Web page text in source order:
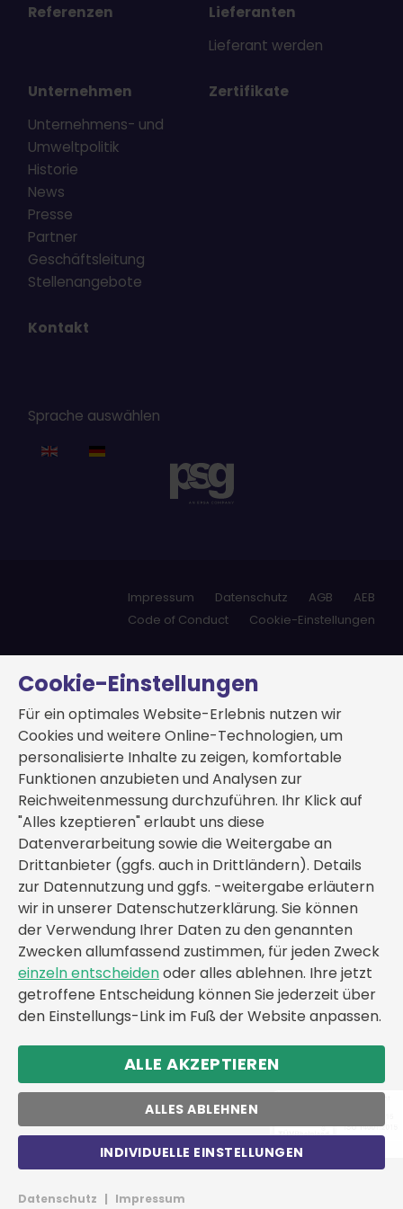
Referenzen
Lieferanten
Lieferant werden
Unternehmen
Unternehmens- und
Umweltpolitik
Historie
News
Presse
Partner
Geschäftsleitung
Stellenangebote
Zertifikate
Kontakt
Sprache auswählen
Impressum Datenschutz AGB
AEB
Code of Conduct
Cookie-Einstellungen
Cookie-Einstellungen
Für ein optimales Website-Erlebnis nutzen wir
Cookies und weitere Online-Technologien, um
personalisierte Inhalte zu zeigen, komfortable
Funktionen anzubieten und Analysen zur
Reichweitenmessung durchzuführen. Ihr Klick auf
"Alles kzeptieren" erlaubt uns diese
Datenverarbeitung sowie die Weitergabe an
Drittanbieter (ggfs. auch in Drittländern). Details
zur Datennutzung und ggfs. -weitergabe erläutern
wir in unserer Datenschutzerklärung. Sie können
der Verwendung Ihrer Daten zu den genannten
Zwecken allumfassend zustimmen, für jeden Zweck
einzeln entscheidenoder alles ablehnen. Ihre jetzt
getroffene Entscheidung können Sie jederzeit über
den Einstellungs-Link im Fuß der Website anpassen.
ALLE AKZEPTIEREN
ALLES ABLEHNEN
Datenschutz | Impressum
INDIVIDUELLE EINSTELLUNGEN